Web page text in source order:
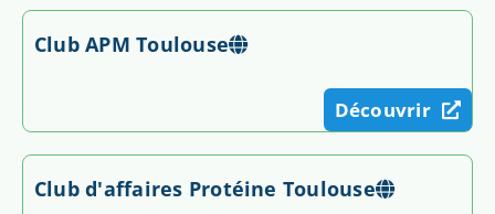
Club APM Toulouse
Découvrir
Club d'affaires Protéine Toulouse